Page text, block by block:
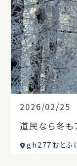
2026/02/25
道民なら冬も
gh277おとふ